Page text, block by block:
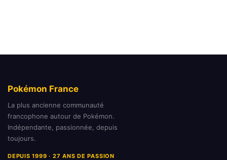
Pokémon France
La plus ancienne communauté
francophone autour de Pokémon.
Indépendante, passionnée, depuis
toujours.
DEPUIS 1999 · 27 ANS DE PASSION